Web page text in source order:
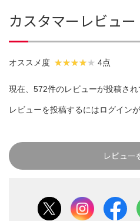
カスタマーレビュー
オススメ度 4点
現在、572件のレビューが投稿され
レビューを投稿するにはログイン
レビュー